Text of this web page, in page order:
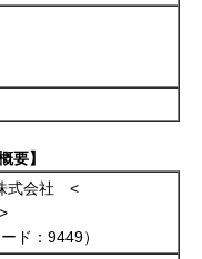
要】
式会社 <
>
ド：9449）